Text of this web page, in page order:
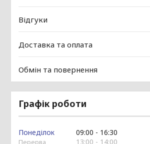
Відгуки
Доставка та оплата
Обмін та повернення
Графік роботи
Понеділок 09:00
16:30
13:00
14:00